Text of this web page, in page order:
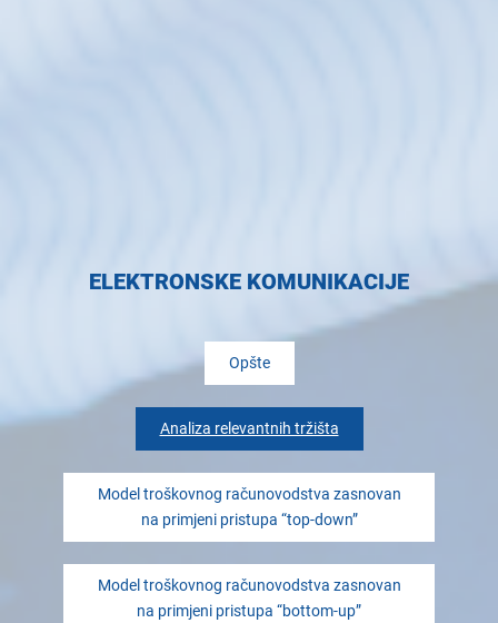
ELEKTRONSKE KOMUNIKACIJE
Opšte
Analiza relevantnih tržišta
Model troškovnog računovodstva zasnovan
na primjeni pristupa “top-down”
Model troškovnog računovodstva zasnovan
na primjeni pristupa “bottom-up”